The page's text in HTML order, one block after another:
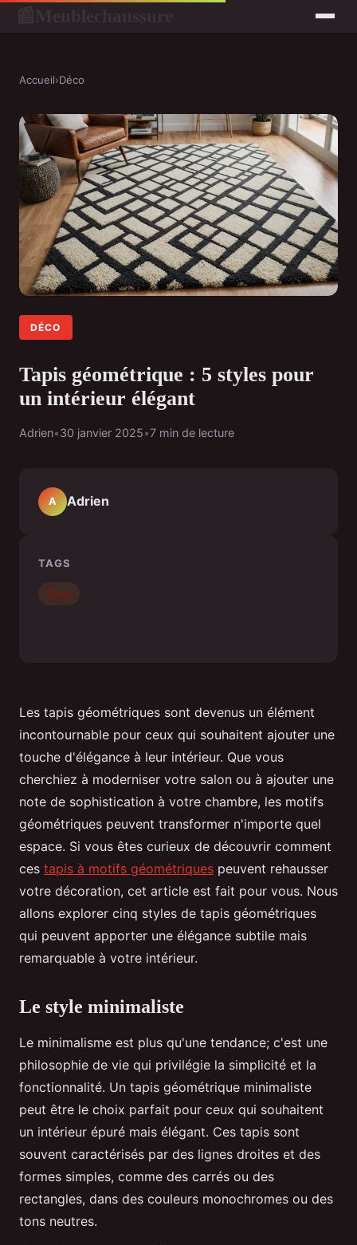
Accueil›Déco
DÉCO
Tapis géométrique : 5 styles pour
un intérieur élégant
Adrien•30 janvier 2025•7 min de lecture
Les tapis géométriques sont devenus un élément
incontournable pour ceux qui souhaitent ajouter une
touche d'élégance à leur intérieur. Que vous
cherchiez à moderniser votre salon ou à ajouter une
note de sophistication à votre chambre, les motifs
géométriques peuvent transformer n'importe quel
espace. Si vous êtes curieux de découvrir comment
ces tapis à motifs géométriques peuvent rehausser
votre décoration, cet article est fait pour vous. Nous
allons explorer cinq styles de tapis géométriques
qui peuvent apporter une élégance subtile mais
remarquable à votre intérieur.
Le style minimaliste
Le minimalisme est plus qu'une tendance; c'est une
philosophie de vie qui privilégie la simplicité et la
fonctionnalité. Un tapis géométrique minimaliste
peut être le choix parfait pour ceux qui souhaitent
un intérieur épuré mais élégant. Ces tapis sont
souvent caractérisés par des lignes droites et des
formes simples, comme des carrés ou des
rectangles, dans des couleurs monochromes ou des
tons neutres.
A Adrien
TAGS
Déco